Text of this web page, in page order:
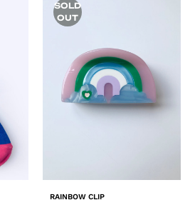
SOLD
OUT
RAINBOW CLIP